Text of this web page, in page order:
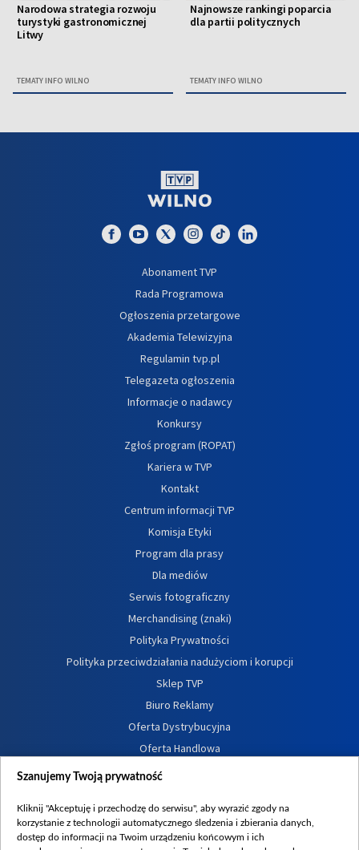
Narodowa strategia rozwoju
turystyki gastronomicznej
Litwy
TEMATY INFO WILNO
Najnowsze rankingi poparcia
dla partii politycznych
TEMATY INFO WILNO
Abonament TVP
Rada Programowa
Ogłoszenia przetargowe
Akademia Telewizyjna
Regulamin tvp.pl
Telegazeta ogłoszenia
Informacje o nadawcy
Konkursy
Zgłoś program (ROPAT)
Kariera w TVP
Kontakt
Centrum informacji TVP
Komisja Etyki
Program dla prasy
Dla mediów
Serwis fotograficzny
Merchandising (znaki)
Polityka Prywatności
Polityka przeciwdziałania nadużyciom i korupcji
Sklep TVP
Biuro Reklamy
Oferta Dystrybucyjna
Oferta Handlowa
Dostępność
Procedura zgłoszeń wewnętrznych
Szanujemy Twoją prywatność
Kliknij "Akceptuję i przechodzę do serwisu", aby wyrazić zgody na
korzystanie z technologii automatycznego śledzenia i zbierania danych,
dostęp do informacji na Twoim urządzeniu końcowym i ich